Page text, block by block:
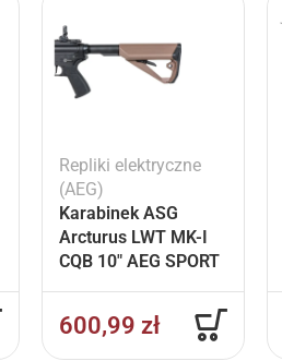
Repliki elektryczne
(AEG)
Karabinek ASG
Arcturus LWT MK-I
CQB 10″ AEG SPORT
600,99zł